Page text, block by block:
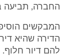
החברה, תביעה
המבקשים
הדירה שהיא
להם דיור